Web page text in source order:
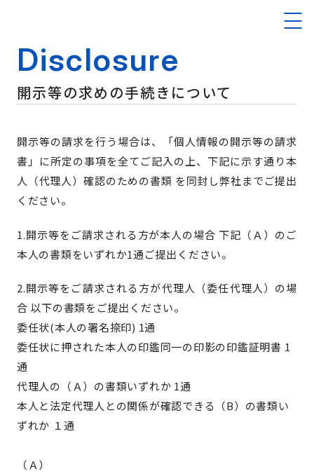
Disclosure
開示等の求めの手続きについて
開示等の請求を行う場合は、「個人情報の開示等の請求
書」に所定の事項を全てご記入の上、下記に示す通り本
人（代理人）確認のための書類 を同封し弊社までご提出
ください。
1.開示等をご請求される方が本人の場合 下記（Ａ）のご
本人の書類をいずれか1通ご提出ください。
2.開示等をご請求される方が代理人（委任代理人）の場
合 以下の書類をご提出ください。
委任状(本人の署名捺印) 1通
委任状に押された本人の印鑑同一の印影の印鑑証明書 1
通
代理人の（Ａ）の書類いずれか 1通
本人と法定代理人との関係が確認できる（B）の書類い
ずれか １通
（Ａ）